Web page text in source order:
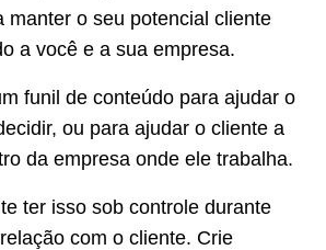
manter o seu potencial cliente
a você e a sua empresa.
funil de conteúdo para ajudar o
ou para ajudar o cliente a
da empresa onde ele trabalha.
ter isso sob controle durante
com o cliente. Crie